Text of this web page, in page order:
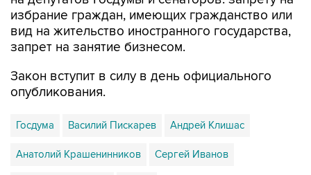
избрание граждан, имеющих гражданство или
вид на жительство иностранного государства,
запрет на занятие бизнесом.
Закон вступит в силу в день официального
опубликования.
Госдума Василий Пискарев Андрей Клишас
Анатолий Крашенинников Сергей Иванов